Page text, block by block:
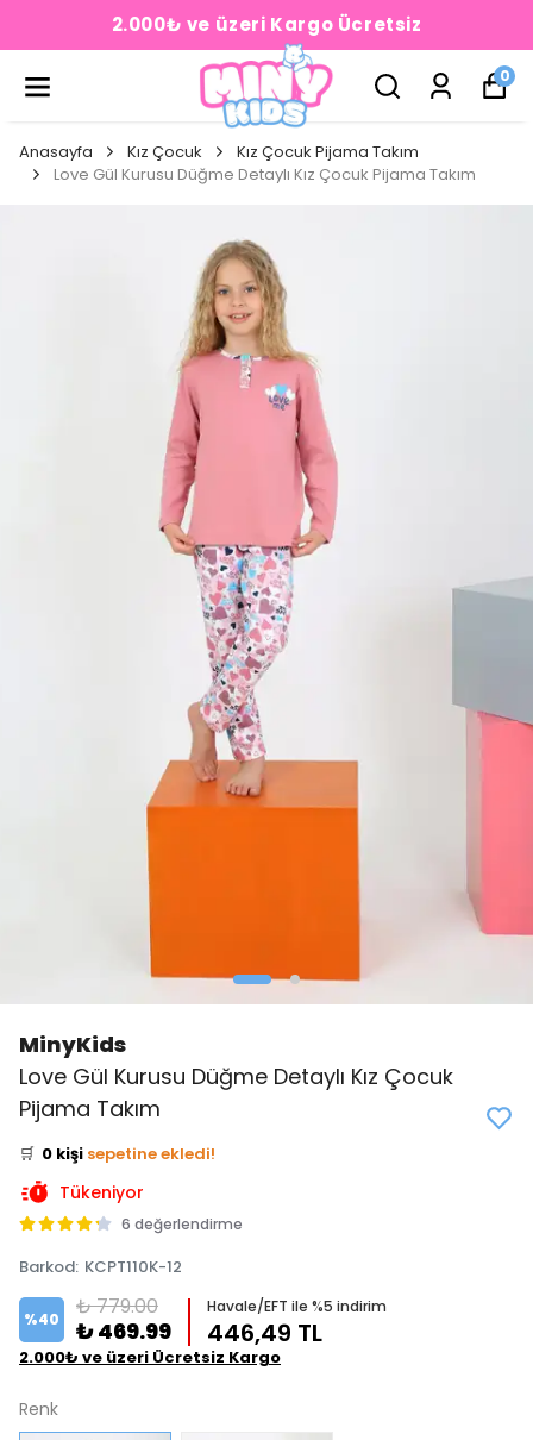
2.000₺ ve üzeri Kargo Ücretsiz
0
Anasayfa Kız Çocuk
Kız Çocuk Pijama Takım
Love Gül Kurusu Düğme Detaylı Kız Çocuk Pijama Takım
MinyKids
Love Gül Kurusu Düğme Detaylı Kız Çocuk
Pijama Takım
👀 Şu an3 kişiinceliyor!
⭐️ Bu ürünü0 kişi
favoriledi!
✅ Bugün0 adetsatıldı
Tükeniyor
6 değerlendirme
Barkod: KCPT110K-12
%40 ₺ 779.00
₺ 469.99
Havale/EFT ile %5 indirim
446,49 TL
2.000₺ ve üzeri Ücretsiz Kargo
Renk